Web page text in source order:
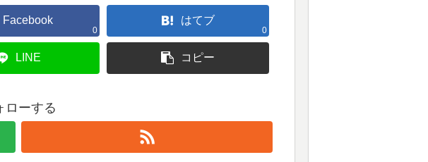
Facebook
0
はてブ
0
LINE コピー
ローする